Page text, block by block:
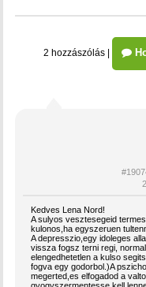
2 hozzászólás
Kedves Lena Nord!
A sulyos vesztesegeid
kulonos,ha egyszeruen
A depresszio,egy idoleges
vissza fogsz terni regi,
elengedhetetlen a kulso
fogva egy godorbol.)A
megerted,es elfogadod a